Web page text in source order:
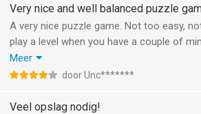
Very nice and well balanced puzzle
A very nice puzzle game. Not too easy,
play a level when you have a couple of
Graphics are okay as well as the sound
Since the game is presented as a board
Meer
door Unc*******
Veel opslag nodig!